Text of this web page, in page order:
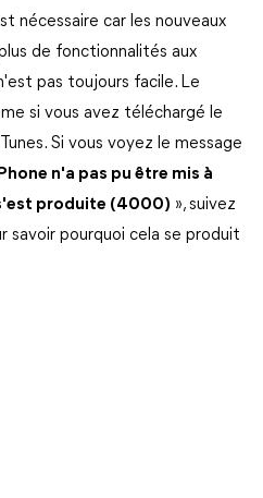
nécessaire car les nouveaux
de fonctionnalités aux
pas toujours facile. Le
si vous avez téléchargé le
Si vous voyez le message
n'a pas pu être mis à
produite (4000) », suivez
savoir pourquoi cela se produit